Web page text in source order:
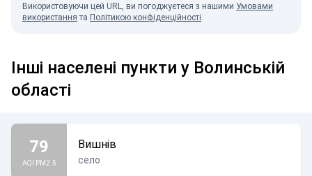
Використовуючи цей URL, ви погоджуєтеся з нашими Умовами
використання та Політикою конфіденційності.
Інші населені пункти у Волинській
області
79
AQI PM2.5
Вишнів
село